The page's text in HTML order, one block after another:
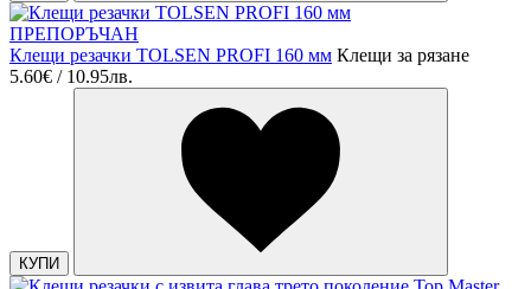
ПРЕПОРЪЧАН
Клещи резачки TOLSEN PROFI 160 мм Клещи за рязане
5.60€ / 10.95лв.
КУПИ